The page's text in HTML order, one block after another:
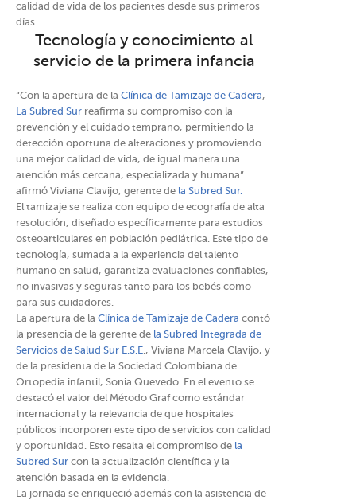
calidad de vida de los pacientes desde sus primeros
días.
Tecnología y conocimiento al
servicio de la primera infancia
“Con la apertura de la Clínica de Tamizaje de Cadera,
La Subred Sur reafirma su compromiso con la
prevención y el cuidado temprano, permitiendo la
detección oportuna de alteraciones y promoviendo
una mejor calidad de vida, de igual manera una
atención más cercana, especializada y humana”
afirmó Viviana Clavijo, gerente de la Subred Sur.
El tamizaje se realiza con equipo de ecografía de alta
resolución, diseñado específicamente para estudios
osteoarticulares en población pediátrica. Este tipo de
tecnología, sumada a la experiencia del talento
humano en salud, garantiza evaluaciones confiables,
no invasivas y seguras tanto para los bebés como
para sus cuidadores.
La apertura de la Clínica de Tamizaje de Cadera contó
la presencia de la gerente de la Subred Integrada de
Servicios de Salud Sur E.S.E., Viviana Marcela Clavijo, y
de la presidenta de la Sociedad Colombiana de
Ortopedia infantil, Sonia Quevedo. En el evento se
destacó el valor del Método Graf como estándar
internacional y la relevancia de que hospitales
públicos incorporen este tipo de servicios con calidad
y oportunidad. Esto resalta el compromiso de la
Subred Sur con la actualización científica y la
atención basada en la evidencia.
La jornada se enriqueció además con la asistencia de